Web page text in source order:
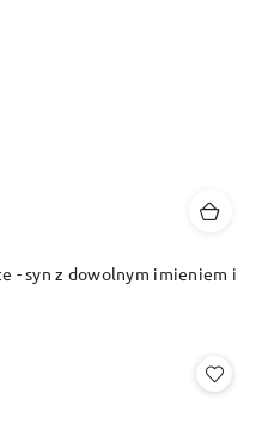
- syn z dowolnym imieniem i